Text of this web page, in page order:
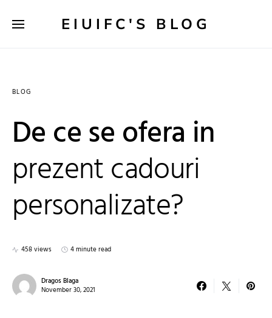
EIUIFC'S BLOG
BLOG
De ce se ofera in
prezent cadouri
personalizate?
458 views 4 minute read
Dragos Blaga
November 30, 2021